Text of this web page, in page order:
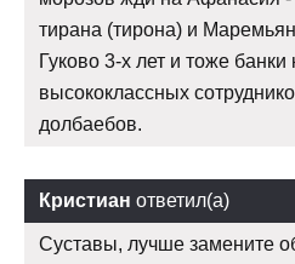
тирана (тирона) и
Гуково 3-х лет и тоже
высококлассных
долбаебов.
Кристиан ответил(а)
Суставы, лучше замените